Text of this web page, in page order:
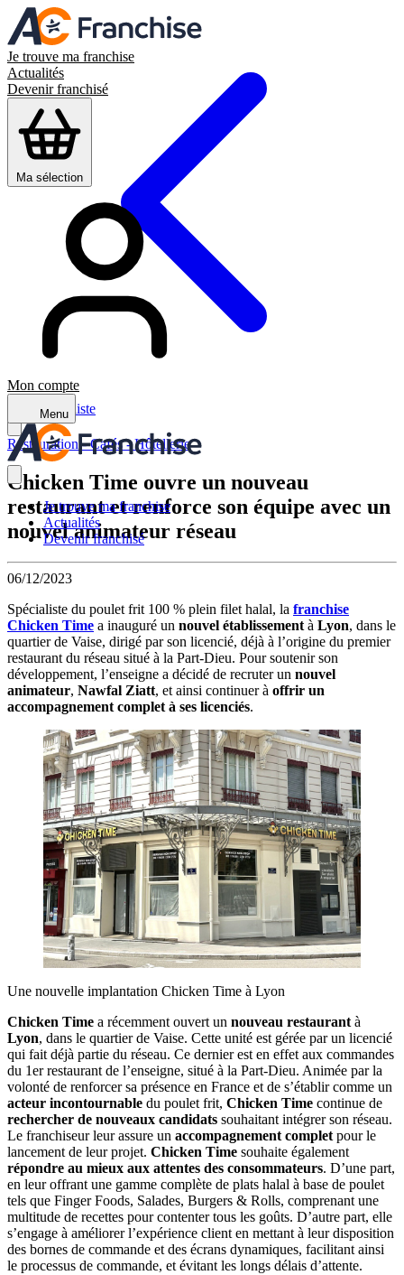
Je trouve ma franchise
Actualités
Devenir franchisé
Ma sélection
Mon compte
Menu
Je trouve ma franchise
Actualités
Devenir franchisé
Retour à la liste
Restauration - Cafés - Hôtellerie
Chicken Time ouvre un nouveau
restaurant et renforce son équipe avec un
nouvel animateur réseau
06/12/2023
Spécialiste du poulet frit 100 % plein filet halal, la franchise
Chicken Time a inauguré un nouvel établissement à Lyon, dans le
quartier de Vaise, dirigé par son licencié, déjà à l’origine du premier
restaurant du réseau situé à la Part-Dieu. Pour soutenir son
développement, l’enseigne a décidé de recruter un nouvel
animateur, Nawfal Ziatt, et ainsi continuer à offrir un
accompagnement complet à ses licenciés.
Une nouvelle implantation Chicken Time à Lyon
Chicken Time a récemment ouvert un nouveau restaurant à
Lyon, dans le quartier de Vaise. Cette unité est gérée par un licencié
qui fait déjà partie du réseau. Ce dernier est en effet aux commandes
du 1er restaurant de l’enseigne, situé à la Part-Dieu. Animée par la
volonté de renforcer sa présence en France et de s’établir comme un
acteur incontournable du poulet frit, Chicken Time continue de
rechercher de nouveaux candidats souhaitant intégrer son réseau.
Le franchiseur leur assure un accompagnement complet pour le
lancement de leur projet. Chicken Time souhaite également
répondre au mieux aux attentes des consommateurs. D’une part,
en leur offrant une gamme complète de plats halal à base de poulet
tels que Finger Foods, Salades, Burgers & Rolls, comprenant une
multitude de recettes pour contenter tous les goûts. D’autre part, elle
s’engage à améliorer l’expérience client en mettant à leur disposition
des bornes de commande et des écrans dynamiques, facilitant ainsi
le processus de commande, et évitant les longs délais d’attente.